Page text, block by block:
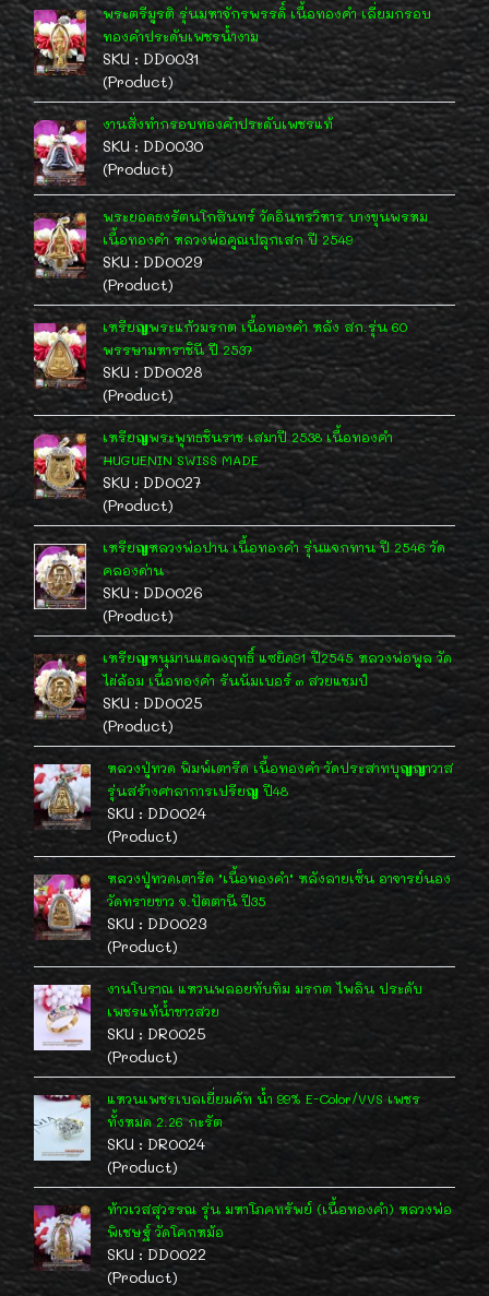
พระตรีมูรติ รุ่นมหาจักรพรรดิ์ เนื้อทองคำ เลี่ยมกรอบ
ทองคำประดับเพชรน้ำงาม
SKU : DD0031
(Product)
งานสั่งทำกรอบทองคำประดับเพชรแท้
SKU : DD0030
(Product)
พระยอดธงรัตนโกสินทร์ วัดอินทรวิหาร บางขุนพรหม
เนื้อทองคำ หลวงพ่อคูณปลุกเสก ปี 2549
SKU : DD0029
(Product)
เหรียญพระแก้วมรกต เนื้อทองคำ หลัง สก.รุ่น 60
พรรษามหาราชินี ปี 2537
SKU : DD0028
(Product)
เหรียญพระพุทธชินราช เสมาปี 2538 เนื้อทองคำ
HUGUENIN SWISS MADE
SKU : DD0027
(Product)
เหรียญหลวงพ่อปาน เนื้อทองคำ รุ่นแจกทาน ปี 2546 วัด
คลองด่าน
SKU : DD0026
(Product)
เหรียญหนุมานแผลงฤทธิ์ แซยิด91 ปี2545 หลวงพ่อพูล วัด
ไผ่ล้อม เนื้อทองคำ รันนัมเบอร์ ๓ สวยแชมป์
SKU : DD0025
(Product)
หลวงปู่ทวด พิมพ์เตารีด เนื้อทองคำ วัดประสาทบุญญาวาส
รุ่นสร้างศาลาการเปรียญ ปี48
SKU : DD0024
(Product)
หลวงปู่ทวดเตารีด "เนื้อทองคำ" หลังลายเซ็น อาจารย์นอง
วัดทรายขาว จ.ปัตตานี ปี35
SKU : DD0023
(Product)
งานโบราณ แหวนพลอยทับทิม มรกต ไพลิน ประดับ
เพชรแท้น้ำขาวสวย
SKU : DR0025
(Product)
แหวนเพชรเบลเยี่ยมคัท น้ำ 99% E-Color/VVS เพชร
ทั้งหมด 2.26 กะรัต
SKU : DR0024
(Product)
ท้าวเวสสุวรรณ รุ่น มหาโภคทรัพย์ (เนื้อทองคำ) หลวงพ่อ
พิเชษฐ์ วัดโคกหม้อ
SKU : DD0022
(Product)